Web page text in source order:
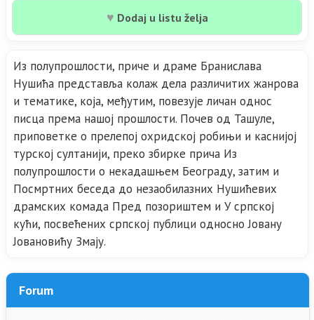
♥ Dodaj u listu želja
Из полупрошлости, приче и драме Бранислава
Нушића представља колаж дела различитих жанрова
и тематике, која, међутим, повезује личан однос
писца према нашој прошлости. Почев од Ташуле,
приповетке о прелепој охридској робињи и каснијој
турској султанији, преко збирке прича Из
полупрошлости о некадашњем Београду, затим и
Посмртних беседа до незаобилазних Нушићевих
драмских комада Пред позориштем и У српској
кући, посвећених српској публици односно Јовану
Јовановићу Змају.
Forum